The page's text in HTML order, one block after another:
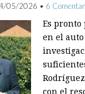
05/2026 • 6
Es pronto
en el
con el